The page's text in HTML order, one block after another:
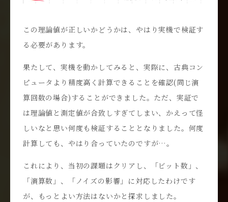
この理論値が正しいかどうかは、やはり実機で検証す
る必要があります。
果たして、実機を動かしてみると、実際に、古典コン
ピュータより精度高く計算できることを確認(同じ演
算回数の場合)することができました。ただ、実証で
は理論値と測定値が合致しすぎてしまい、かえって怪
しいなと思い何度も検証することとなりました。何度
計算しても、やはり合っていたのですが…。
これにより、当初の課題はクリアし、「ビット数」、
「演算数」、「ノイズの影響」に対応したわけです
が、もっとよい方法はないかと探求しました。